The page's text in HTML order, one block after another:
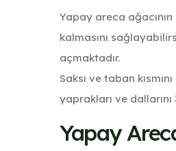
Yapay areca
kalmasını
açmaktadır.
Saksı ve taban
yaprakları ve
Yapay